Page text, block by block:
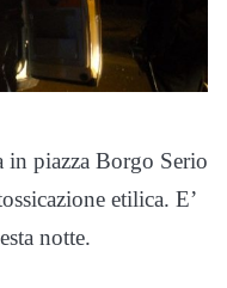
in piazza Borgo Serio
etilica. E’
notte.